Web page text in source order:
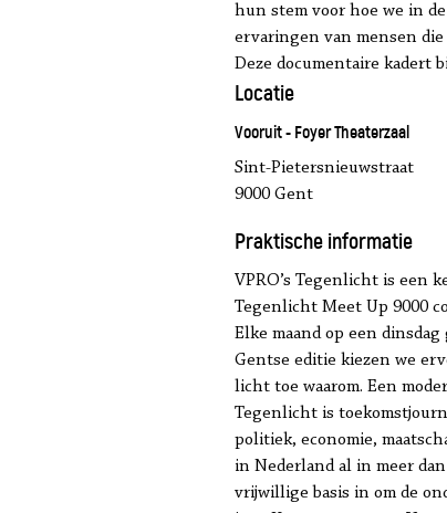
hun stem voor hoe we in
ervaringen van mensen
Deze documentaire kadert
Locatie
Vooruit - Foyer Theaterzaal
Sint-Pietersnieuwstraat
9000 Gent
Praktische informatie
VPRO’s Tegenlicht is een
Tegenlicht Meet Up 9000
Elke maand op een
Gentse editie kiezen we
licht toe waarom. Een
Tegenlicht is
politiek, economie,
in Nederland al in meer
vrijwillige basis in om de